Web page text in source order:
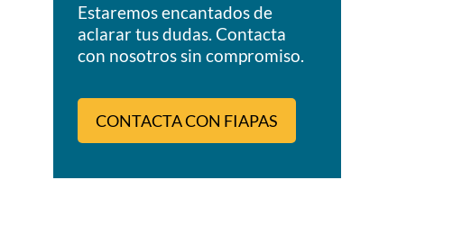
Estaremos encantados de
aclarar tus dudas. Contacta
con nosotros sin compromiso.
CONTACTA CON FIAPAS